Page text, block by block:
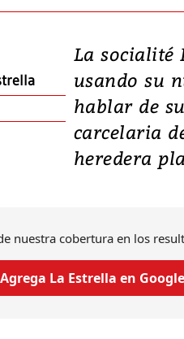
La socialité
usando su
hablar de
carcelaria
heredera
nuestra cobertura en los
Agrega La Estrella en